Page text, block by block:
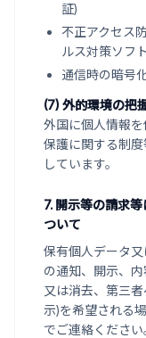
証)
不正アクセス
ルス対策ソフ
通信時の暗号
(7) 外的環境の把
外国に個人情報
保護に関する制
しています。
7. 開示等の請求
ついて
保有個人データ
の通知、開示、
又は消去、第三
示)を希望される
でご連絡ください